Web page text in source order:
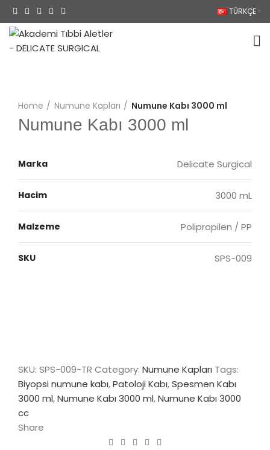
TÜRKÇE
Home Numune Kapları Numune Kabı 3000 ml
Numune Kabı 3000 ml
Marka Delicate Surgical
Hacim 3000 mL
Malzeme Polipropilen / PP
SKU SPS-009
SKU: SPS-009-TR Category: Numune Kapları Tags:
Biyopsi numune kabı,Patoloji Kabı,Spesmen Kabı
3000 ml,Numune Kabı 3000 ml,Numune Kabı 3000
cc
Share